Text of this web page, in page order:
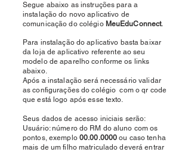
Segue abaixo as instruções para a
instalação do novo aplicativo de
comunicação do colégio MeuEduConnect.
Para instalação do aplicativo basta baixar
da loja de aplicativo referente ao seu
modelo de aparelho conforme os links
abaixo.
Após a instalação será necessário validar
as configurações do colégio com o qr code
que está logo após esse texto.
Seus dados de acesso iniciais serão:
Usuário: número do RM do aluno com os
pontos, exemplo 00.00.0000 ou caso tenha
mais de um filho matriculado deverá entrar